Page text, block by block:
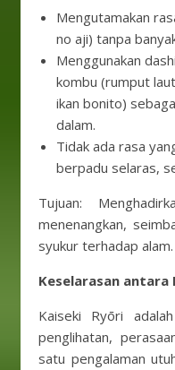
Mengutamakan
no aji) tanpa
Menggunakan
kombu (rumput
ikan bonito)
dalam.
Tidak ada rasa
berpadu selaras,
Tujuan:
menenangkan,
syukur terhadap alam.
Keselarasan antara
Kaiseki Ryōri
penglihatan,
satu pengalaman